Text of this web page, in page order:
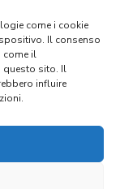
come i cookie
Il consenso
come il
questo sito. Il
influire